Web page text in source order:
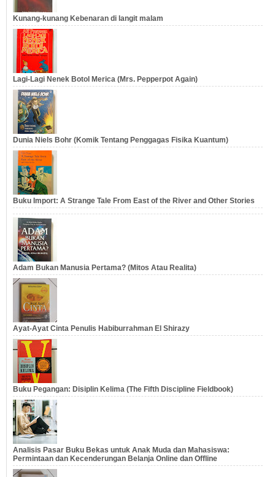
Kunang-kunang Kebenaran di langit malam
Lagi-Lagi Nenek Botol Merica (Mrs. Pepperpot Again)
Dunia Niels Bohr (Komik Tentang Penggagas Fisika Kuantum)
Buku Import: A Strange Tale From East of the River and Other Stories
Adam Bukan Manusia Pertama? (Mitos Atau Realita)
Ayat-Ayat Cinta Penulis Habiburrahman El Shirazy
Buku Pegangan: Disiplin Kelima (The Fifth Discipline Fieldbook)
Analisis Pasar Buku Bekas untuk Anak Muda dan Mahasiswa:
Permintaan dan Kecenderungan Belanja Online dan Offline